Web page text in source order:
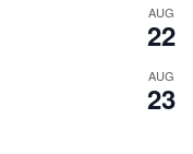
AUG
22
AUG
23